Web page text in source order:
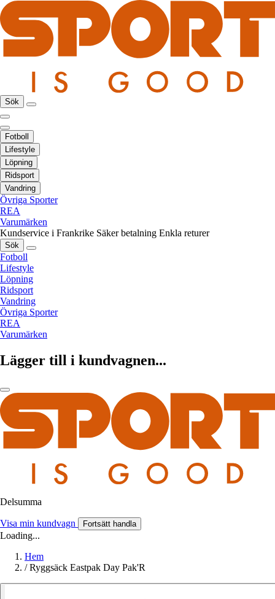
Sök
Fotboll
Lifestyle
Löpning
Ridsport
Vandring
Övriga Sporter
REA
Varumärken
Kundservice i Frankrike Säker betalning Enkla returer
Sök
Fotboll
Lifestyle
Löpning
Ridsport
Vandring
Övriga Sporter
REA
Varumärken
Lägger till i kundvagnen...
Delsumma
Visa min kundvagn Fortsätt handla
Loading...
Hem
/ Ryggsäck Eastpak Day Pak'R